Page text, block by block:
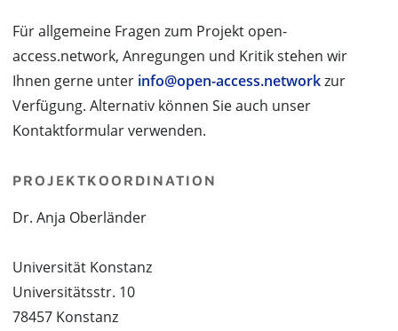
Für allgemeine Fragen zum Projekt open-
access.network, Anregungen und Kritik stehen wir
Ihnen gerne unter info@open-access.networkzur
Verfügung. Alternativ können Sie auch unser
Kontaktformular verwenden.
PROJEKTKOORDINATION
Dr. Anja Oberländer
Universität Konstanz
Universitätsstr. 10
78457 Konstanz